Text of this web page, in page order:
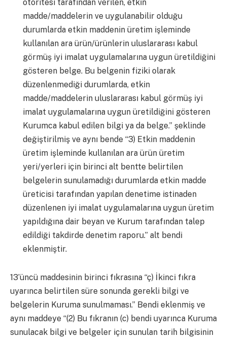
otoritesi tarafından verilen, etkin
madde/maddelerin ve uygulanabilir olduğu
durumlarda etkin maddenin üretim işleminde
kullanılan ara ürün/ürünlerin uluslararası kabul
görmüş iyi imalat uygulamalarına uygun üretildiğini
gösteren belge. Bu belgenin fiziki olarak
düzenlenmediği durumlarda, etkin
madde/maddelerin uluslararası kabul görmüş iyi
imalat uygulamalarına uygun üretildiğini gösteren
Kurumca kabul edilen bilgi ya da belge.” şeklinde
değiştirilmiş ve aynı bende “3) Etkin maddenin
üretim işleminde kullanılan ara ürün üretim
yeri/yerleri için birinci alt bentte belirtilen
belgelerin sunulamadığı durumlarda etkin madde
üreticisi tarafından yapılan denetime istinaden
düzenlenen iyi imalat uygulamalarına uygun üretim
yapıldığına dair beyan ve Kurum tarafından talep
edildiği takdirde denetim raporu.” alt bendi
eklenmiştir.
13’üncü maddesinin birinci fıkrasına “ç) İkinci fıkra
uyarınca belirtilen süre sonunda gerekli bilgi ve
belgelerin Kuruma sunulmaması.” Bendi eklenmiş ve
aynı maddeye “(2) Bu fıkranın (c) bendi uyarınca Kuruma
sunulacak bilgi ve belgeler için sunulan tarih bilgisinin